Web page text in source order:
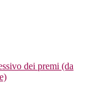
dei premi (da